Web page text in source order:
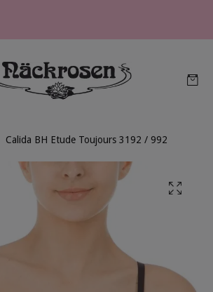
Calida BH Etude Toujours 3192 / 992